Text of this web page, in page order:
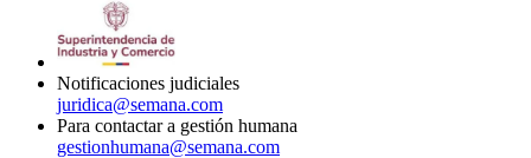
Notificaciones judiciales
juridica@semana.com
Para contactar a gestión humana
gestionhumana@semana.com